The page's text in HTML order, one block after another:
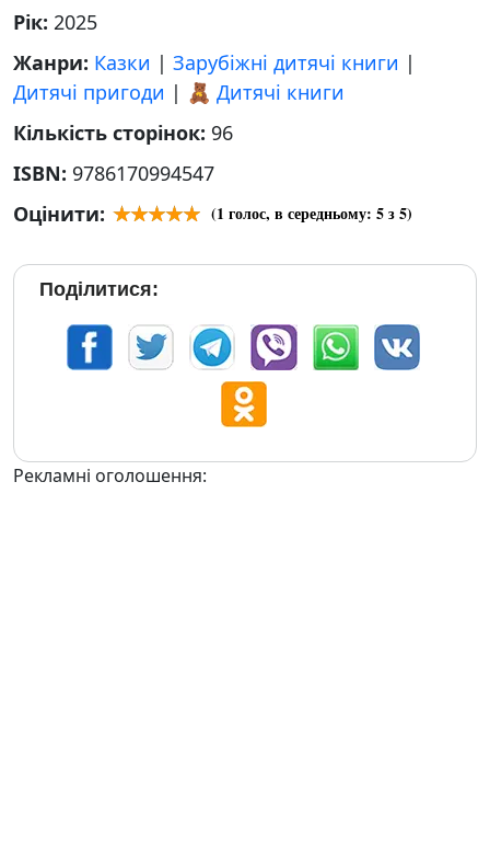
Рік: 2025
Жанри: Казки | Зарубіжні дитячі книги |
Дитячі пригоди | 🧸 Дитячі книги
Кількість сторінок: 96
ISBN: 9786170994547
Оцінити:
(1 голос, в середньому: 5з 5)
Поділитися:
Рекламні оголошення: